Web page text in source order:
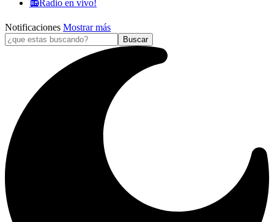
📻Radio en vivo!
Notificaciones Mostrar más